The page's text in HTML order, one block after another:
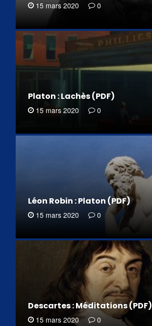
15 mars 2020 0
Platon : Lachès (PDF)
15 mars 2020 0
Léon Robin : Platon (PDF)
15 mars 2020 0
Descartes : Méditations (PDF)
15 mars 2020 0